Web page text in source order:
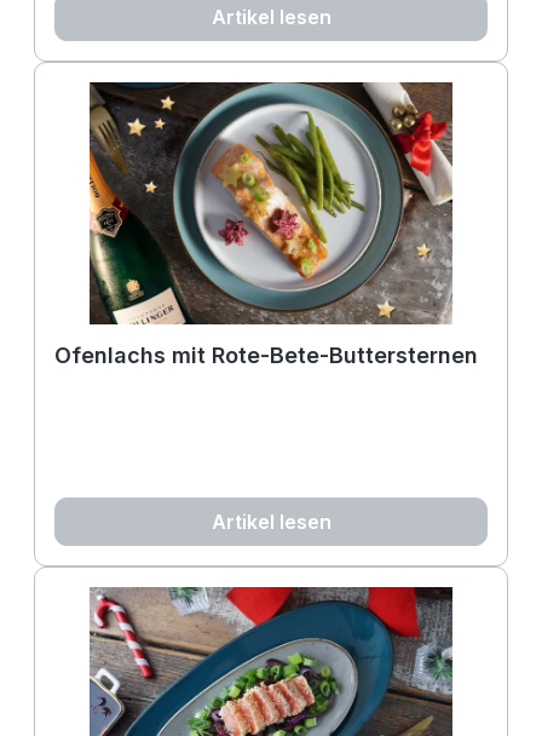
Artikel lesen
Ofenlachs mit Rote-Bete-Buttersternen
Artikel lesen